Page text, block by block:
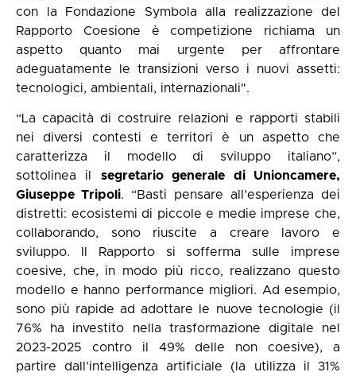
con la Fondazione Symbola alla realizzazione del
Rapporto Coesione è competizione richiama un
aspetto quanto mai urgente per affrontare
adeguatamente le transizioni verso i nuovi assetti:
tecnologici, ambientali, internazionali".
“La capacità di costruire relazioni e rapporti stabili
nei diversi contesti e territori è un aspetto che
caratterizza il modello di sviluppo italiano”,
sottolinea il segretario generale di Unioncamere,
Giuseppe Tripoli. “Basti pensare all’esperienza dei
distretti: ecosistemi di piccole e medie imprese che,
collaborando, sono riuscite a creare lavoro e
sviluppo. Il Rapporto si sofferma sulle imprese
coesive, che, in modo più ricco, realizzano questo
modello e hanno performance migliori. Ad esempio,
sono più rapide ad adottare le nuove tecnologie (il
76% ha investito nella trasformazione digitale nel
2023-2025 contro il 49% delle non coesive), a
partire dall’intelligenza artificiale (la utilizza il 31%